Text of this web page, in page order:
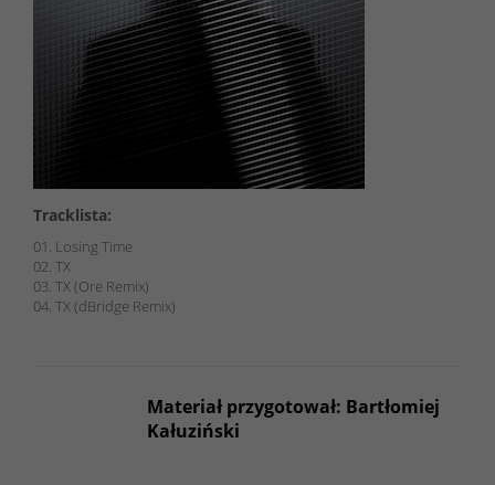
Tracklista:
01. Losing Time
02. TX
03. TX (Ore Remix)
04. TX (dBridge Remix)
Materiał przygotował: Bartłomiej
Kałuziński